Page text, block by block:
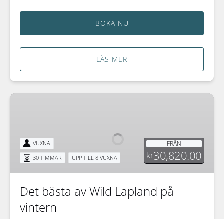
BOKA NU
LÄS MER
Det
Wild
Lapland
vintern
FRÅN
kr30,820.00
VUXNA
30 TIMMAR
UPP TILL 8 VUXNA
Det bästa av Wild Lapland på
vintern